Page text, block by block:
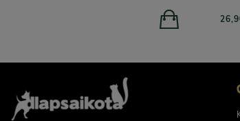
POWIADOM O